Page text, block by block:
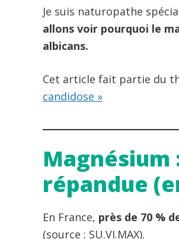
Je suis naturopathe
allons voir pourquoi le
albicans.
Cet article fait partie du
candidose »
Magnésium
répandue
En France, près de 70 %
(source : SU.VI.MAX).